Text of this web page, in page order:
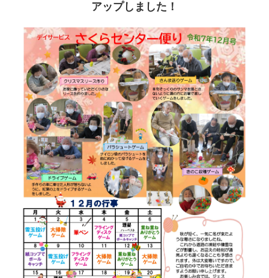
アップしました！